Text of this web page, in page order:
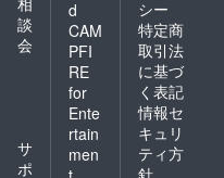
談
会
サ
ポ
d
CAM
PFI
RE
for
Ente
rtain
men
シー
特定商
取引法
に基づ
く表記
情報セ
キュリ
ティ方
針